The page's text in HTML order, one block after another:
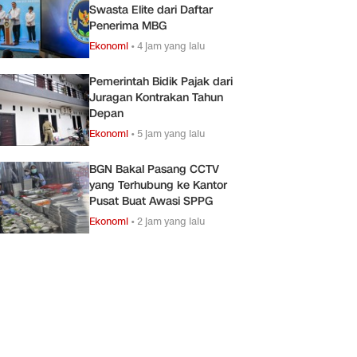
Swasta Elite dari Daftar
Penerima MBG
Ekonomi •4 jam yang lalu
Pemerintah Bidik Pajak dari
Juragan Kontrakan Tahun
Depan
Ekonomi • 5 jam yang lalu
BGN Bakal Pasang CCTV
yang Terhubung ke Kantor
Pusat Buat Awasi SPPG
Ekonomi •2 jam yang lalu